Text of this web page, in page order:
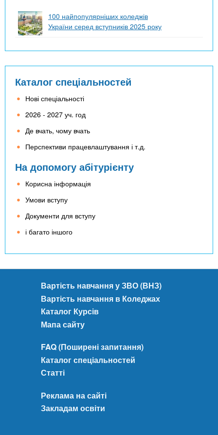
100 найпопулярніших коледжів
України серед вступників 2025 року
Каталог спеціальностей
Нові спеціальності
2026 - 2027 уч. год
Де вчать, чому вчать
Перспективи працевлаштування і т.д.
На допомогу абітурієнту
Корисна інформація
Умови вступу
Документи для вступу
і багато іншого
Вартість навчання у ЗВО (ВНЗ)
Вартість навчання в Коледжах
Каталог Курсів
Мапа сайту
FAQ (Поширені запитання)
Каталог спеціальностей
Статті
Реклама на сайті
Закладам освіти